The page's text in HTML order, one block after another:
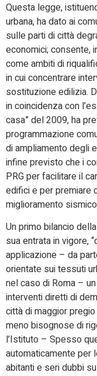
Questa legge,
urbana, ha dato ai
sulle parti di città
economici; consente,
come ambiti di
in cui concentrare
sostituzione edilizia.
in coincidenza con
casa” del 2009, ha
programmazione
di ampliamento degli
infine previsto che i
PRG per facilitare il
edifici e per premiare
miglioramento
Un primo bilancio
sua entrata in vigore,
applicazione – da
orientate sui tessuti
nel caso di Roma –
interventi diretti di
città di maggior
meno bisognose di
l’Istituto – Spesso
automaticamente per
abitanti e seri dubbi